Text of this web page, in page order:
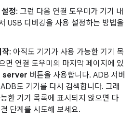
정: 그런 다음 연결 도우미가 기기 내
USB 디버깅을 사용 설정하는 방법을
작: 아직도 기기가 사용 가능한 기기 목
면 연결 도우미의 마지막 페이지에 있
server 버튼을 사용합니다. ADB 서버
도 기기를 다시 검색합니다. 그래
한 기기 목록에 표시되지 않으면 다
단계를 시도해 보세요.